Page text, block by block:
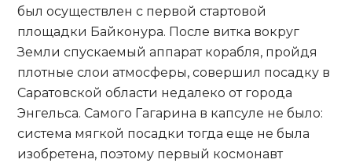
был осуществлен с первой стартовой
площадки Байконура. После витка вокруг
Земли спускаемый аппарат корабля, пройдя
плотные слои атмосферы, совершил посадку в
Саратовской области недалеко от города
Энгельса. Самого Гагарина в капсуле не было:
система мягкой посадки тогда еще не была
изобретена, поэтому первый космонавт